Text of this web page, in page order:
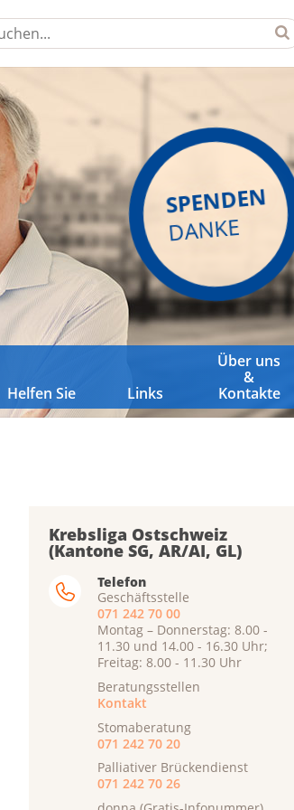
SPENDEN
DANKE
Helfen Sie Links
Über uns
&
Kontakte
Krebsliga Ostschweiz
(Kantone SG, AR/AI, GL)
Telefon
Geschäftsstelle
071 242 70 00
Montag – Donnerstag: 8.00 -
11.30 und 14.00 - 16.30 Uhr;
Freitag: 8.00 - 11.30 Uhr
Beratungsstellen
Kontakt
Stomaberatung
071 242 70 20
Palliativer Brückendienst
071 242 70 26